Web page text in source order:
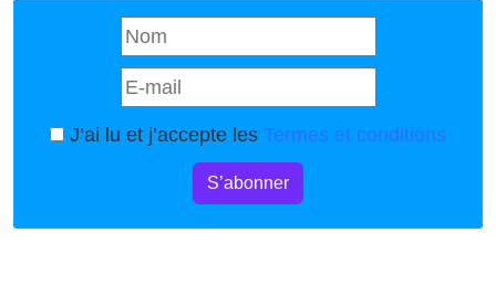
J’ai lu et j’accepte les Termes et conditions
S’abonner